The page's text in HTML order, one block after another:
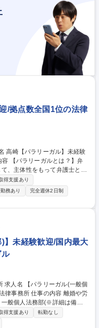
データ抽出・整形 ■カレンダ
状況の確認とリマインド ■CS
任タスクの進行管理、業務フ
のサポート 【業務内容の変更
/拠点数全国1位の法律
、主体性をもって弁護士と連
律事務に関する幅広い仕事を
す。【業務例】■相談者/裁判
的書類（戸籍謄本、住民票、
成 など ■その他（弁護士のス
職種 高崎【パ
律事務所
得支援あり
務あり
完全週休2日制
)】未経験歓迎/国内最大
内容 離婚や労
般個人法務部(※詳細は備考
事をお任せします。顧客対
理課、 弁護士費用の
得支援あり
転勤なし